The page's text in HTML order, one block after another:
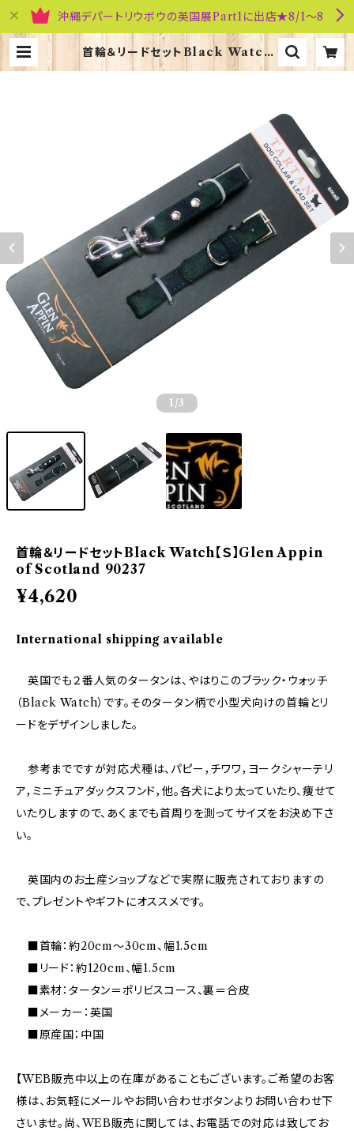
沖縄デパートリウボウの英国展Part1に出店★8/1～8
首輪＆リードセットBlack Watch
【Ｓ】Glen Appin of Scotland 9
1 /3
首輪＆リードセットBlack Watch【Ｓ】Glen Appin
of Scotland 90237
¥4,620
International shipping available
英国でも２番人気のタータンは、やはりこのブラック・ウォッチ
（Black Watch）です。そのタータン柄で小型犬向けの首輪とリ
ードをデザインしました。
参考までですが対応犬種は、パピー，チワワ，ヨークシャーテリ
ア，ミニチュアダックスフンド，他。各犬により太っていたり、痩せて
いたりしますので、あくまでも首周りを測ってサイズをお決め下さ
い。
英国内のお土産ショップなどで実際に販売されておりますの
で、プレゼントやギフトにオススメです。
■首輪：約20cm～30cm、幅1.5cm
■リード：約120cm、幅1.5cm
■素材：タータン＝ポリビスコース、裏＝合皮
■メーカー：英国
■原産国：中国
【WEB販売中以上の在庫があることもございます。ご希望のお客
様は、お気軽にメールやお問い合わせボタンよりお問い合わせ下
さいませ。尚、WEB販売に関しては、お電話での対応は致してお